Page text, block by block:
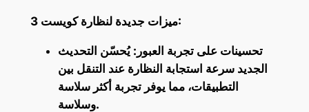
ميزات جديدة لنظارة كويست 3:
تحسينات على تجربة العبور: يُحسّن التحديث
الجديد سرعة استجابة النظارة عند التنقل بين
التطبيقات، مما يوفر تجربة أكثر سلاسة
وسلاسة.